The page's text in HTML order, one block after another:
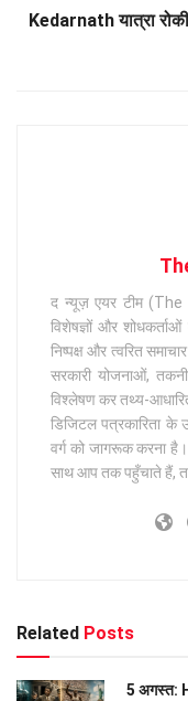
Kedarnath यात्रा
द न्यूज़ एयर टीम (The
विशेषज्ञों और
निष्पक्ष और त्वरित
सरकारी योजनाओं,
विश्लेषण कर तथ्य-
डिजिटल पत्रकारिता
वर्ग को जागरूक करना है।
साथ आप तक पहुँचाते हैं,
Related Posts
5 अगस्त: